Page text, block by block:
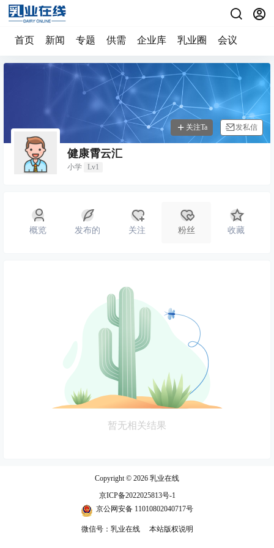
首页 新闻 专题 供需 企业库 乳业圈 会议
健康霄云汇
小学 Lv1
关注Ta 发私信
概览 发布的 关注 粉丝 收藏
暂无相关结果
Copyright © 2026 乳业在线
京ICP备2022025813号-1
京公网安备 11010802040717号
微信号：乳业在线 本站版权说明